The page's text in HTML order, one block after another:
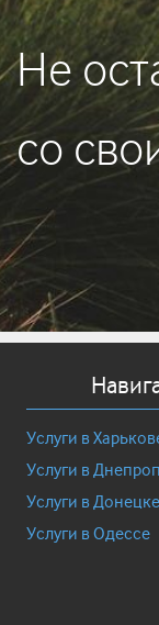
Не
со
Услуги в
Услуги в
Услуги в Донецке
Услуги в Одессе